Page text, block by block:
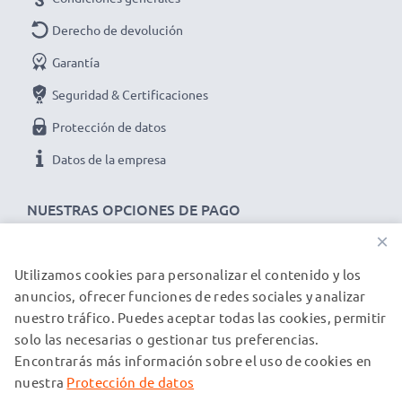
NUESTRAS OPCIONES DE PAGO
Derecho de devolución
Garantía
Seguridad & Certificaciones
Protección de datos
Datos de la empresa
NUESTROS PARTNERS DE ENVÍO
© subtel.es 2026
Todos los precios incluyen IVA y excluyen los costos de envío.
Tenga en cuenta que todas las marcas registradas que
×
Utilizamos cookies para personalizar el contenido y los
anuncios, ofrecer funciones de redes sociales y analizar
nuestro tráfico. Puedes aceptar todas las cookies, permitir
solo las necesarias o gestionar tus preferencias.
Encontrarás más información sobre el uso de cookies en
nuestra Protección de datos